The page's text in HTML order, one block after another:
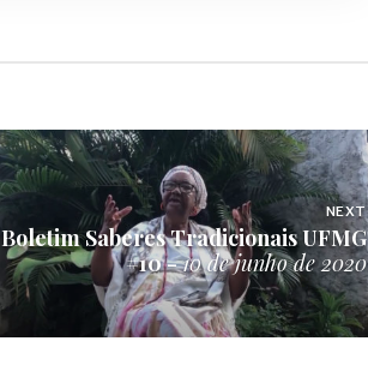
NEXT
Boletim Saberes Tradicionais UFMG
#10 -10 de junho de 2020